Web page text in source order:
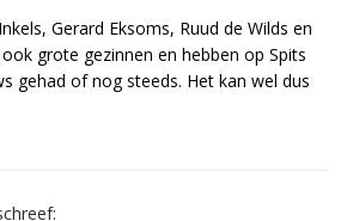
Gerard Eksoms, Ruud de Wilds en
grote gezinnen en hebben op Spits
gehad of nog steeds. Het kan wel dus